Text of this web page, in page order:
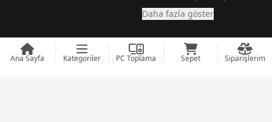
Ana Sayfa Kategoriler PC Toplama Sepet Siparişlerim
Daha fazla göster